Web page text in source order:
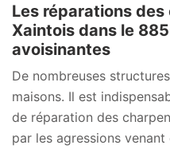
Les réparations
Xaintois dans le
avoisinantes
De nombreuses
maisons. Il est
de réparation des
par les agressions